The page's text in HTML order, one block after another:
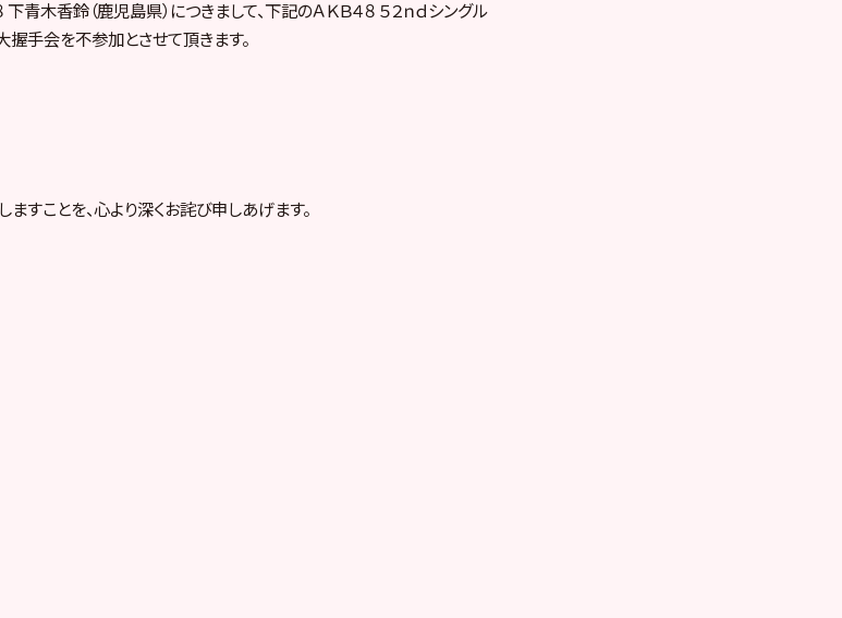
青木香鈴（鹿児島県）につきまして、下記のＡＫＢ４８ ５２ｎｄシングル
手会を不参加とさせて頂きます。
すことを、心より深くお詫び申しあげます。